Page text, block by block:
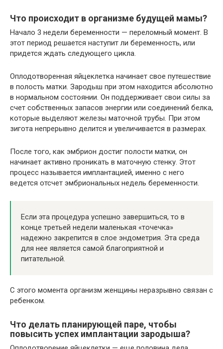
Что происходит в организме будущей мамы?
Начало 3 недели беременности — переломный момент. В
этот период решается наступит ли беременность, или
придется ждать следующего цикла.
Оплодотворенная яйцеклетка начинает свое путешествие
в полость матки. Зародыш при этом находится абсолютно
в нормальном состоянии. Он поддерживает свои силы за
счет собственных запасов энергии или соединений белка,
которые выделяют железы маточной трубы. При этом
зигота непрерывно делится и увеличивается в размерах.
После того, как эмбрион достиг полости матки, он
начинает активно проникать в маточную стенку. Этот
процесс называется имплантацией, именно с него
ведется отсчет эмбриональных недель беременности.
Если эта процедура успешно завершиться, то в
конце третьей недели маленькая «точечка»
надежно закрепится в слое эндометрия. Эта среда
для нее является самой благоприятной и
питательной.
С этого момента организм женщины неразрывно связан с
ребенком.
Что делать планирующей паре, чтобы
повысить успех имплантации зародыша?